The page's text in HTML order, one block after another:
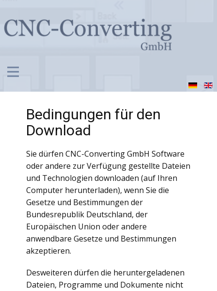
Bedingungen für den
Download
Sie dürfen CNC-Converting GmbH Software
oder andere zur Verfügung gestellte Dateien
und Technologien downloaden (auf Ihren
Computer herunterladen), wenn Sie die
Gesetze und Bestimmungen der
Bundesrepublik Deutschland, der
Europäischen Union oder andere
anwendbare Gesetze und Bestimmungen
akzeptieren.
Desweiteren dürfen die heruntergeladenen
Dateien, Programme und Dokumente nicht